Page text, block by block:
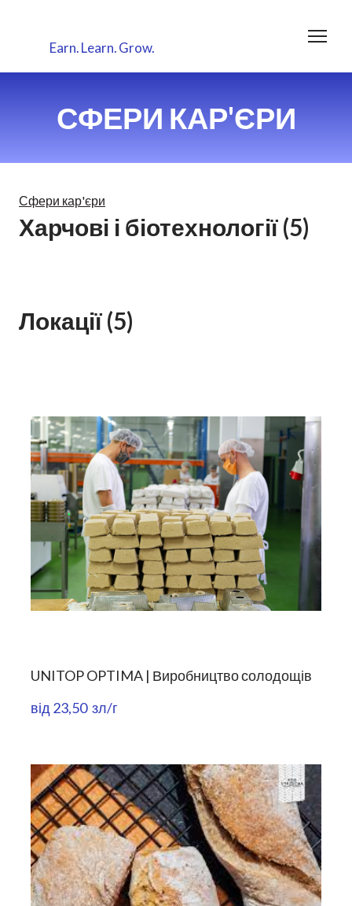
Earn.Learn.Grow.
СФЕРИ КАР'ЄРИ
Сфери кар'єри
Харчові і біотехнології (5)
Локації (5)
UNITOP OPTIMA | Виробництво солодощів
від 23,50  зл/г